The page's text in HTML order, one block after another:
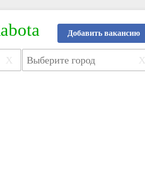
Добавить вакансию
X X